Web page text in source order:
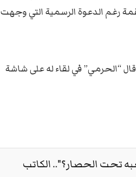
رغم الدعوة الرسمية التي وجهت
“الحرمي” في لقاء له على شاشة
تحت الحصار؟".. الكاتب